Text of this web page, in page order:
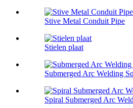
Stive Metal Conduit Pipe
Stielen plaat
Submerged Arc Welding
Spiral Submerged Arc